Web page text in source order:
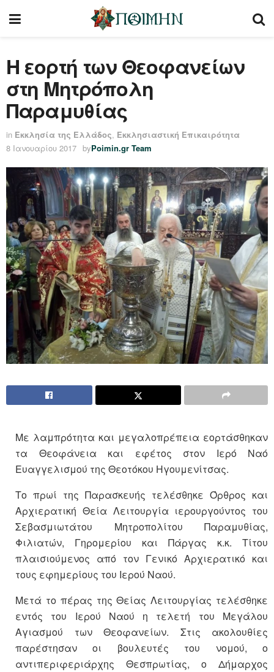
Η εορτή των Θεοφανείων
στη Μητρόπολη
Παραμυθίας
in Εκκλησία της Ελλάδος, Εκκλησιαστική Επικαιρότητα
8 Ιανουαρίου 2017 byPoimin.gr Team
Με λαμπρότητα και μεγαλοπρέπεια εορτάσθηκαν
τα Θεοφάνεια και εφέτος στον Ιερό Ναό
Ευαγγελισμού της Θεοτόκου Ηγουμενίτσας.
Το πρωί της Παρασκευής τελέσθηκε Όρθρος και
Αρχιερατική Θεία Λειτουργία ιερουργούντος του
Σεβασμιωτάτου Μητροπολίτου Παραμυθίας,
Φιλιατών, Γηρομερίου και Πάργας κ.κ. Τίτου
πλαισιούμενος από τον Γενικό Αρχιερατικό και
τους εφημερίους του Ιερού Ναού.
Μετά το πέρας της Θείας Λειτουργίας τελέσθηκε
εντός του Ιερού Ναού η τελετή του Μεγάλου
Αγιασμού των Θεοφανείων. Στις ακολουθίες
παρέστησαν οι βουλευτές του νομού, ο
αντιπεριφεριάρχης Θεσπρωτίας, ο Δήμαρχος